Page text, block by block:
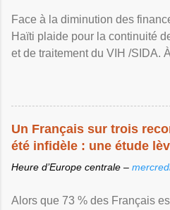
Face à la diminution des
Haïti plaide pour la continuité
et de traitement du VIH /SIDA.
Un Français sur trois
été infidèle : une étude
Heure d’Europe centrale –
Alors que 73 % des Français